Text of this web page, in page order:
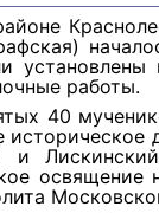
установлены
работы.
40
и
освящение